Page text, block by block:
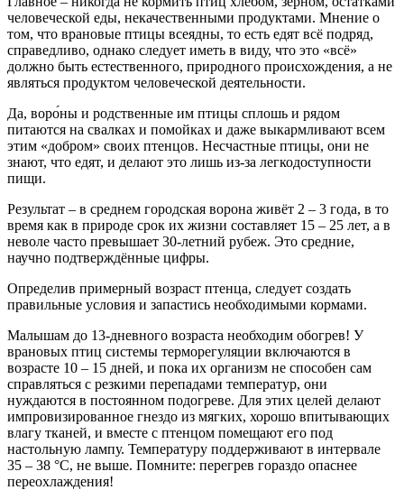
человеческой еды, некачественными продуктами. Мнение о
том, что врановые птицы всеядны, то есть едят всё подряд,
справедливо, однако следует иметь в виду, что это «всё»
должно быть естественного, природного происхождения, а не
являться продуктом человеческой деятельности.
Да, воро́ны и родственные им птицы сплошь и рядом
питаются на свалках и помойках и даже выкармливают всем
этим «добром» своих птенцов. Несчастные птицы, они не
знают, что едят, и делают это лишь из-за легкодоступности
пищи.
Результат – в среднем городская ворона живёт 2 – 3 года, в то
время как в природе срок их жизни составляет 15 – 25 лет, а в
неволе часто превышает 30-летний рубеж. Это средние,
научно подтверждённые цифры.
Определив примерный возраст птенца, следует создать
правильные условия и запастись необходимыми кормами.
Малышам до 13-дневного возраста необходим обогрев! У
врановых птиц системы терморегуляции включаются в
возрасте 10 – 15 дней, и пока их организм не способен сам
справляться с резкими перепадами температур, они
нуждаются в постоянном подогреве. Для этих целей делают
импровизированное гнездо из мягких, хорошо впитывающих
влагу тканей, и вместе с птенцом помещают его под
настольную лампу. Температуру поддерживают в интервале
35 – 38 °C, не выше. Помните: перегрев гораздо опаснее
переохлаждения!